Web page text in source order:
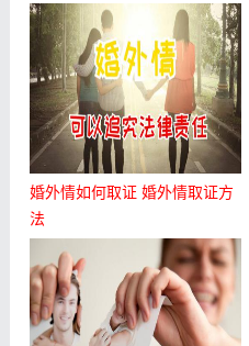
婚外情如何取证 婚外情取证方
法